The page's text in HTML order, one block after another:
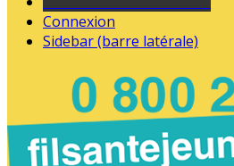
Connexion
Sidebar (barre latérale)